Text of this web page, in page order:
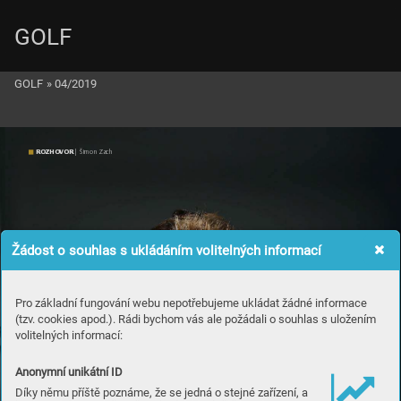
Žádost o souhlas s ukládáním volitelných informací
Pro základní fungování webu nepotřebujeme ukládat žádné informace
(tzv. cookies apod.). Rádi bychom vás ale požádali o souhlas s uložením
volitelných informací:
Anonymní unikátní ID
Díky němu příště poznáme, že se jedná o stejné zařízení, a
ROZHOVOR | Šimon Zach
GOLF
GOLF » 04/2019